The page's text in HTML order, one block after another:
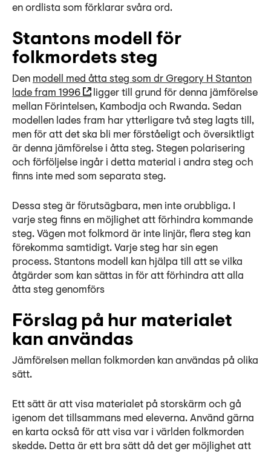
en ordlista som förklarar svåra ord.
Stantons modell för
folkmordets steg
Den modell med åtta steg som dr Gregory H Stanton
lade fram 1996
ligger till grund för denna jämförelse
mellan Förintelsen, Kambodja och Rwanda. Sedan
modellen lades fram har ytterligare två steg lagts till,
men för att det ska bli mer förståeligt och översiktligt
är denna jämförelse i åtta steg. Stegen polarisering
och förföljelse ingår i detta material i andra steg och
finns inte med som separata steg.
Dessa steg är förutsägbara, men inte orubbliga. I
varje steg finns en möjlighet att förhindra kommande
steg. Vägen mot folkmord är inte linjär, flera steg kan
förekomma samtidigt. Varje steg har sin egen
process. Stantons modell kan hjälpa till att se vilka
åtgärder som kan sättas in för att förhindra att alla
åtta steg genomförs
Förslag på hur materialet
kan användas
Jämförelsen mellan folkmorden kan användas på olika
sätt.
Ett sätt är att visa materialet på storskärm och gå
igenom det tillsammans med eleverna. Använd gärna
en karta också för att visa var i världen folkmorden
skedde. Detta är ett bra sätt då det ger möjlighet att